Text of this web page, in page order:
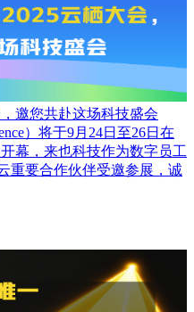
邀您共赴这场科技盛会
）将于9月24日至26日在
幕，来也科技作为数字员工
重要合作伙伴受邀参展，诚